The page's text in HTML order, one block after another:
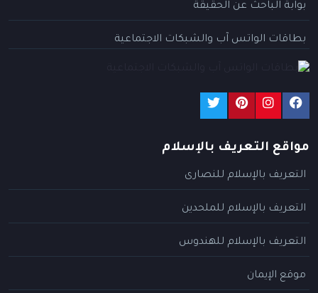
بوابة الباحث عن الحقيقة
بطاقات الواتس آب والشبكات الاجتماعية
مواقع التعريف بالإسلام
التعريف بالإسلام للنصارى
التعريف بالإسلام للملحدين
التعريف بالإسلام للهندوس
موقع الإيمان